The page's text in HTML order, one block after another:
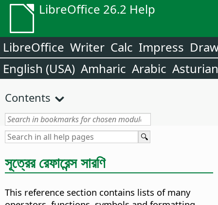
LibreOffice 26.2 Help
LibreOffice Writer Calc Impress
English (USA) Amharic Arabic Asturian
Contents
সূত্রের রেফারেন্স সারণি
This reference section contains lists of many